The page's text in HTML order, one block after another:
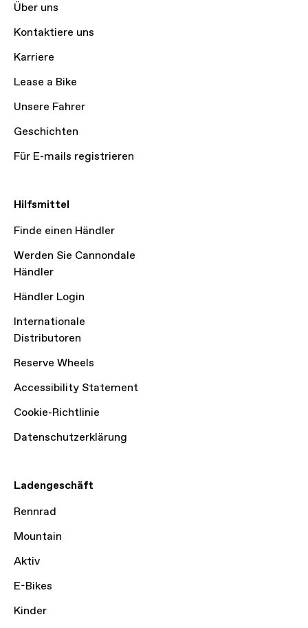
Über uns
Kontaktiere uns
Karriere
Lease a Bike
Unsere Fahrer
Geschichten
Für E-mails registrieren
Hilfsmittel
Finde einen Händler
Werden Sie Cannondale
Händler
Händler Login
Internationale
Distributoren
Reserve Wheels
Accessibility Statement
Cookie-Richtlinie
Datenschutzerklärung
Ladengeschäft
Rennrad
Mountain
Aktiv
E-Bikes
Kinder